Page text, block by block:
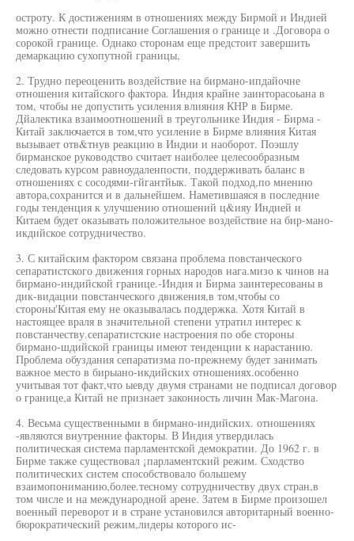
остроту. К достижениям в отношениях между Бирмой и Индией
можно отнести подписание Соглашения о границе и .Договора о
сорокой границе. Однако сторонам еще предстоит завершить
демаркацию сухопутной границы,
2. Трудно переоценить воздействие на бирмано-ипдайочне
отношения китайского фактора. Индия крайне заинторасоьана в
том, чтобы не допустить усиления влияния КНР в Бирме.
Дйалектика взаимоотношений в треугольнике Индия - Бирма -
Китай заключается в том,что усиление в Бирме влияния Китая
вызывает отв&тнув реакцию в Индии и наоборот. Поэшлу
бирманское руководство считает наиболее целесообразным
следовать курсом равноудаленпости, поддерживать баланс в
отношениях с сосодями-гйгантйык. Такой подход,по мнению
автора,сохранится и в дальнейшем. Наметившаяся в последние
годы тенденция к улучшению отношений ц&ияу Индией и
Китаем будет оказывать положительное воздействие на бир-мано-
икдийское сотрудничество.
3. С китайским фактором связана проблема повстанческого
сепаратистского движения горных народов нага.мизо к чинов на
бирмано-индийской границе.-Индия и Бирма заинтересованы в
дик-видации повстанческого движения,в том,чтобы со
стороны'Китая ему не оказывалась поддержка. Хотя Китай в
настоящее враля в значительной степени утратил интерес к
повстанчеству.сепаратистские настроения по обе стороны
бирмано-шдийской границы имеют тенденции к нарастанию.
Проблема обуздания сепаратизма по-прежнему будет занимать
важное место в бирыано-икдийских отношениях.особенно
учитывая тот факт,что ыевду двумя странами не подписал договор
о границе,а Китай не признает законность личин Мак-Магона.
4. Весьма существенными в бирмано-индийских. отношениях
-являются внутренние факторы. В Индия утвердилась
политическая система парламентской демократии. До 1962 г. в
Бирме также существовал ¡парламентский режим. Сходство
политических систем способствовало большему
взаимопониманию,более.тесному сотрудничеству двух стран,в
том числе и на международной арене. Затем в Бирме произошел
военный переворот и в стране установился авторитарный военно-
бюрократический режим,лидеры которого ис-